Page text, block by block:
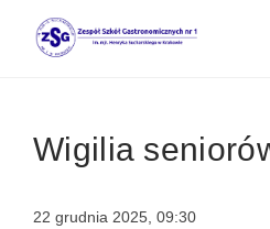
Wigilia
22 grudnia 2025, 09:30